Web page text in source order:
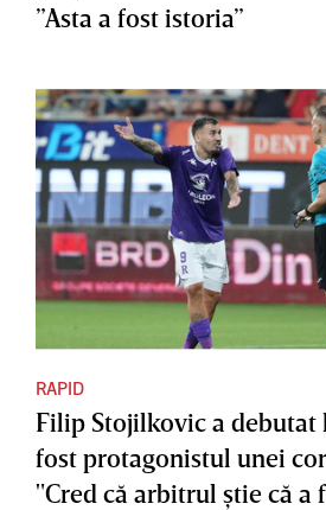
”Asta a fost istoria”
RAPID
Filip Stojilkovic a debutat
fost protagonistul unei
"Cred că arbitrul ştie că a